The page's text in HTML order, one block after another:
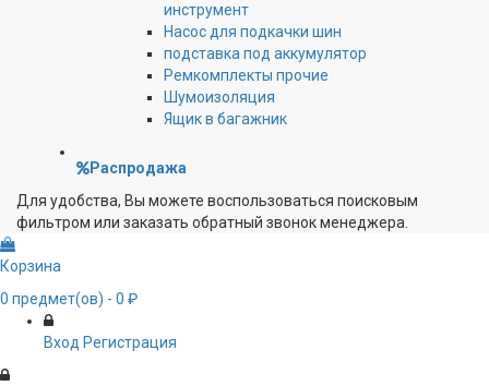
инструмент
Насос для подкачки шин
подставка под аккумулятор
Ремкомплекты прочие
Шумоизоляция
Ящик в багажник
Распродажа
Для удобства, Вы можете воспользоваться поисковым
фильтром или заказать обратный звонок менеджера.
Корзина
0 предмет(ов) - 0 ₽
Вход Регистрация